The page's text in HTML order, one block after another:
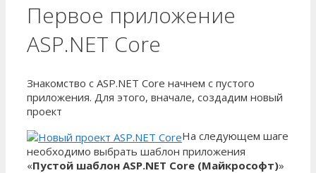
Первое приложение
ASP.NET Core
Знакомство с ASP.NET Core начнем с пустого
приложения. Для этого, вначале, создадим новый
проект
На следующем шаге
необходимо выбрать шаблон приложения
«Пустой шаблон ASP.NET Core (Майкрософт)»